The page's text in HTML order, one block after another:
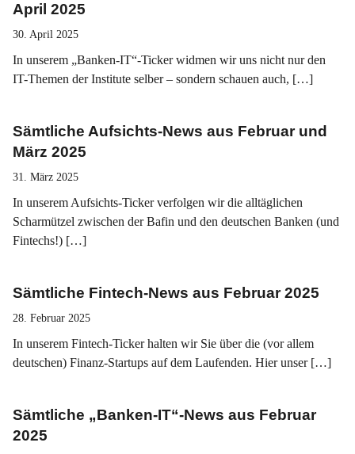
April 2025
30. April 2025
In unserem „Banken-IT“-Ticker widmen wir uns nicht nur den
IT-Themen der Institute selber – sondern schauen auch, […]
Sämtliche Aufsichts-News aus Februar und
März 2025
31. März 2025
In unserem Aufsichts-Ticker verfolgen wir die alltäglichen
Scharmützel zwischen der Bafin und den deutschen Banken (und
Fintechs!) […]
Sämtliche Fintech-News aus Februar 2025
28. Februar 2025
In unserem Fintech-Ticker halten wir Sie über die (vor allem
deutschen) Finanz-Startups auf dem Laufenden. Hier unser […]
Sämtliche „Banken-IT“-News aus Februar
2025